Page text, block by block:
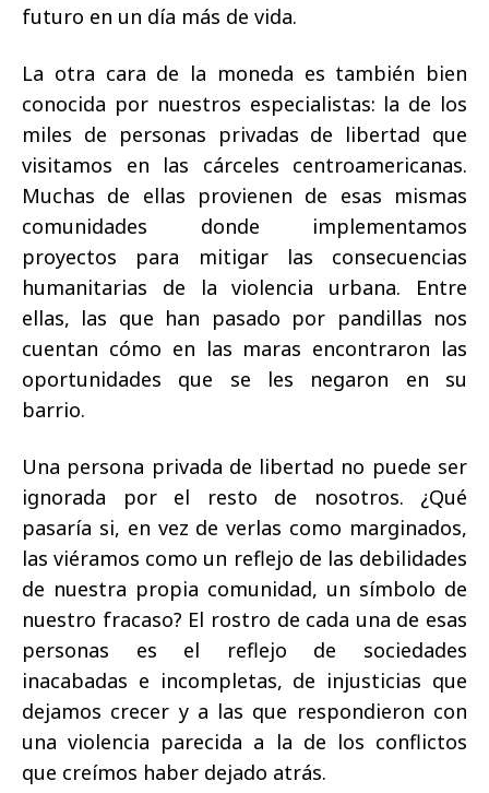
futuro en un día más de vida.
La otra cara de la moneda es también bien
conocida por nuestros especialistas: la de los
miles de personas privadas de libertad que
visitamos en las cárceles centroamericanas.
Muchas de ellas provienen de esas mismas
comunidades donde implementamos
proyectos para mitigar las consecuencias
humanitarias de la violencia urbana. Entre
ellas, las que han pasado por pandillas nos
cuentan cómo en las maras encontraron las
oportunidades que se les negaron en su
barrio.
Una persona privada de libertad no puede ser
ignorada por el resto de nosotros. ¿Qué
pasaría si, en vez de verlas como marginados,
las viéramos como un reflejo de las debilidades
de nuestra propia comunidad, un símbolo de
nuestro fracaso? El rostro de cada una de esas
personas es el reflejo de sociedades
inacabadas e incompletas, de injusticias que
dejamos crecer y a las que respondieron con
una violencia parecida a la de los conflictos
que creímos haber dejado atrás.